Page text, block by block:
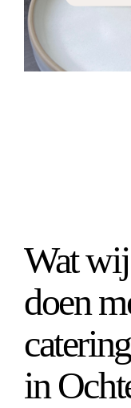
Wat wij
doen
catering
in